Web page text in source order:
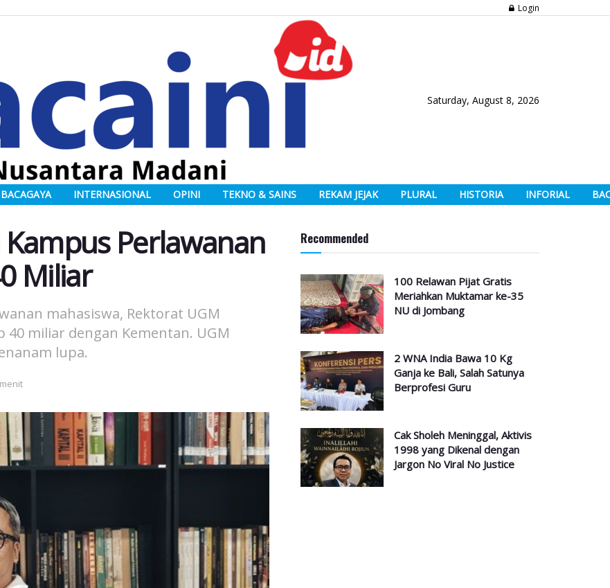
Login
Saturday, August 8, 2026
BACAGAYA INTERNASIONAL OPINI TEKNO & SAINS REKAM JEJAK PLURAL HISTORIA INFORIAL
Perlawanan
Miliar
mahasiswa, Rektorat UGM
miliar dengan Kementan. UGM
lupa.
Recommended
100 Relawan Pijat Gratis
Meriahkan Muktamar ke-35
NU di Jombang
2 WNA India Bawa 10 Kg
Ganja ke Bali, Salah Satunya
Berprofesi Guru
Cak Sholeh Meninggal, Aktivis
1998 yang Dikenal dengan
Jargon No Viral No Justice